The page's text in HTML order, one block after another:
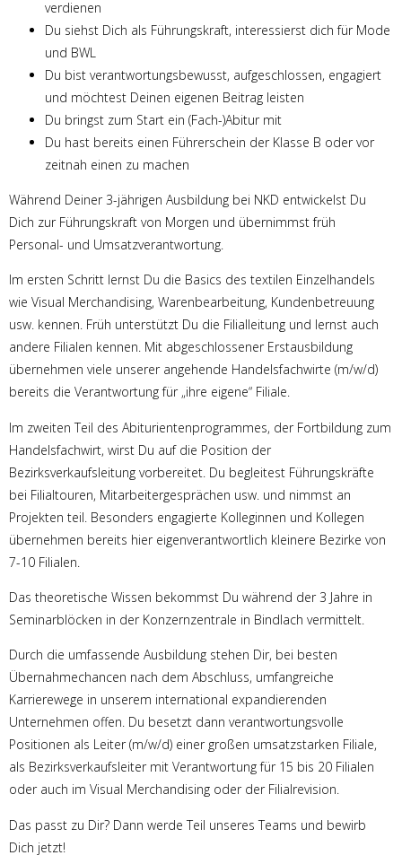
verdienen
Du siehst Dich als Führungskraft, interessierst dich für Mode
und BWL
Du bist verantwortungsbewusst, aufgeschlossen, engagiert
und möchtest Deinen eigenen Beitrag leisten
Du bringst zum Start ein (Fach-)Abitur mit
Du hast bereits einen Führerschein der Klasse B oder vor
zeitnah einen zu machen
Während Deiner 3-jährigen Ausbildung bei NKD entwickelst Du
Dich zur Führungskraft von Morgen und übernimmst früh
Personal- und Umsatzverantwortung.
Im ersten Schritt lernst Du die Basics des textilen Einzelhandels
wie Visual Merchandising, Warenbearbeitung, Kundenbetreuung
usw. kennen. Früh unterstützt Du die Filialleitung und lernst auch
andere Filialen kennen. Mit abgeschlossener Erstausbildung
übernehmen viele unserer angehende Handelsfachwirte (m/w/d)
bereits die Verantwortung für „ihre eigene“ Filiale.
Im zweiten Teil des Abiturientenprogrammes, der Fortbildung zum
Handelsfachwirt, wirst Du auf die Position der
Bezirksverkaufsleitung vorbereitet. Du begleitest Führungskräfte
bei Filialtouren, Mitarbeitergesprächen usw. und nimmst an
Projekten teil. Besonders engagierte Kolleginnen und Kollegen
übernehmen bereits hier eigenverantwortlich kleinere Bezirke von
7-10 Filialen.
Das theoretische Wissen bekommst Du während der 3 Jahre in
Seminarblöcken in der Konzernzentrale in Bindlach vermittelt.
Durch die umfassende Ausbildung stehen Dir, bei besten
Übernahmechancen nach dem Abschluss, umfangreiche
Karrierewege in unserem international expandierenden
Unternehmen offen. Du besetzt dann verantwortungsvolle
Positionen als Leiter (m/w/d) einer großen umsatzstarken Filiale,
als Bezirksverkaufsleiter mit Verantwortung für 15 bis 20 Filialen
oder auch im Visual Merchandising oder der Filialrevision.
Das passt zu Dir? Dann werde Teil unseres Teams und bewirb
Dich jetzt!